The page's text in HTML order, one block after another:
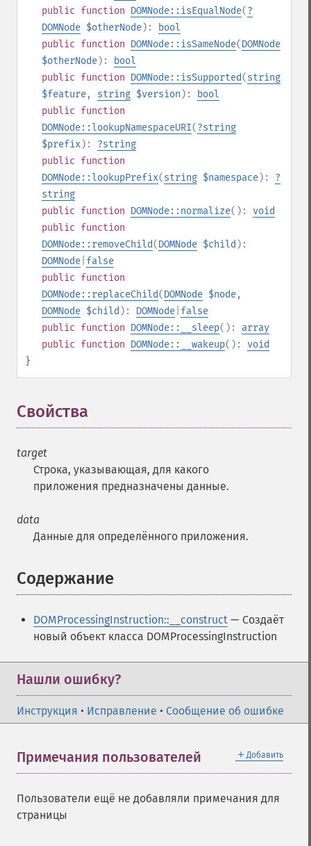
public function DOMNode::isEqualNode(?
DOMNode $otherNode):
bool
public function DOMNode::isSameNode(DOMNode
$otherNode):
bool
public function DOMNode::isSupported(string
$feature, string $version ):
bool
public function
DOMNode::lookupNamespaceURI(?string
$prefix): ?string
public function
DOMNode::lookupPrefix(string $namespace): ?
string
public function DOMNode::normalize(): void
public function
DOMNode::removeChild(DOMNode $child ):
DOMNode false
public function
DOMNode::replaceChild(DOMNode $node,
DOMNode $child ): DOMNode false
public function DOMNode::__sleep(): array
public function DOMNode::__wakeup(): void
}
Свойства
target
Строка, указывающая, для какого
приложения предназначены данные.
data
Данные для определённого приложения.
Содержание
DOMProcessingInstruction::__construct — Создаёт
новый объект класса DOMProcessingInstruction
Нашли ошибку?
Инструкция • Исправление • Сообщение об ошибке
＋ Добавить
Примечания пользователей
Пользователи ещё не добавляли примечания для
страницы